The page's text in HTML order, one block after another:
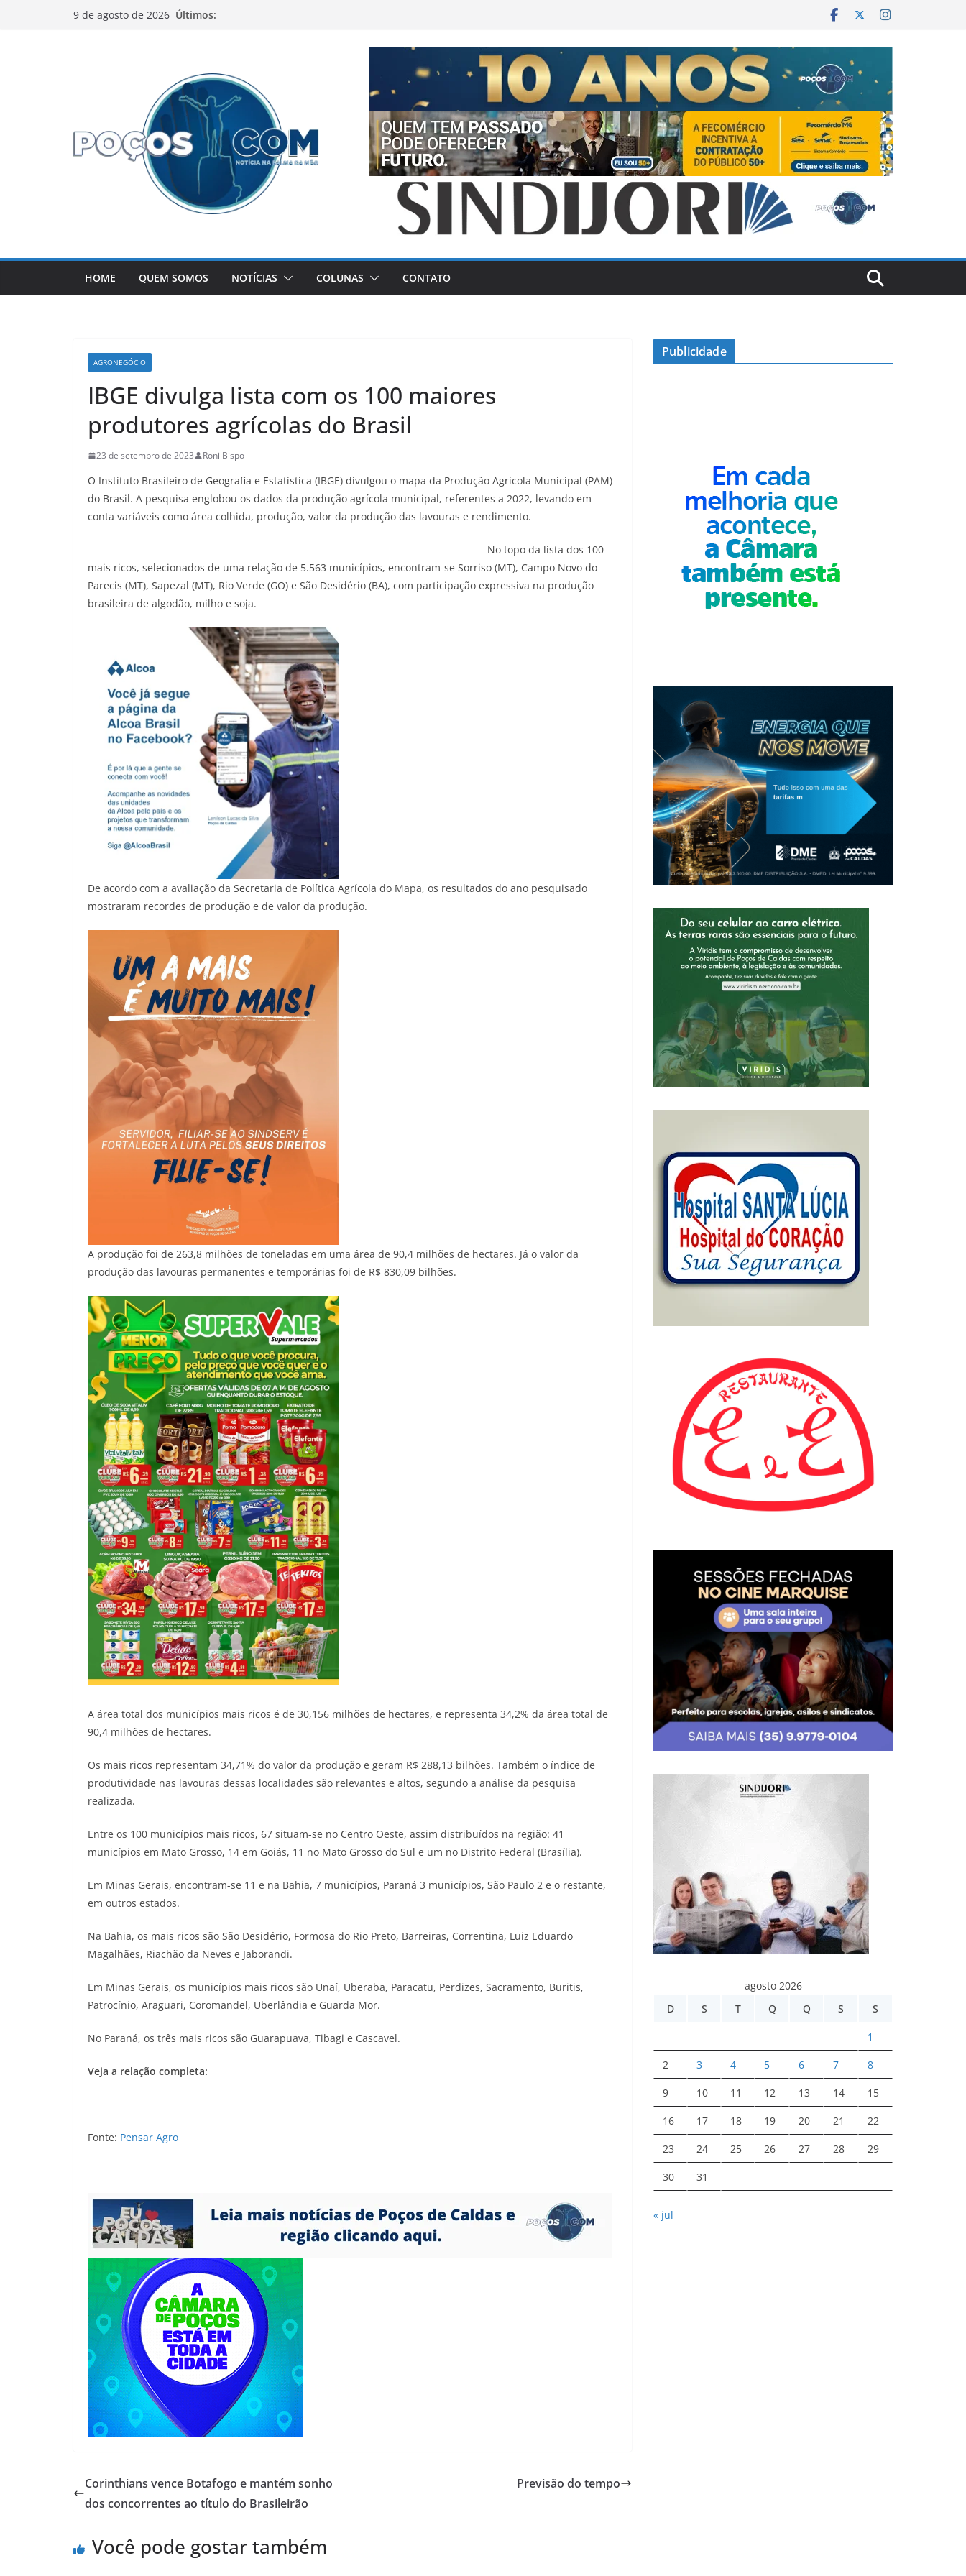
9 de agosto de 2026 Últimos:
HOME QUEM SOMOS NOTÍCIAS COLUNAS CONTATO
AGRONEGÓCIO
IBGE divulga lista com os 100 maiores
produtores agrícolas do Brasil
23 de setembro de 2023 Roni Bispo
O Instituto Brasileiro de Geografia e Estatística (IBGE) divulgou o mapa da Produção Agrícola Municipal (PAM)
do Brasil. A pesquisa englobou os dados da produção agrícola municipal, referentes a 2022, levando em
conta variáveis como área colhida, produção, valor da produção das lavouras e rendimento.
No topo da lista dos 100
mais ricos, selecionados de uma relação de 5.563 municípios, encontram-se Sorriso (MT), Campo Novo do
Parecis (MT), Sapezal (MT), Rio Verde (GO) e São Desidério (BA), com participação expressiva na produção
brasileira de algodão, milho e soja.
De acordo com a avaliação da Secretaria de Política Agrícola do Mapa, os resultados do ano pesquisado
mostraram recordes de produção e de valor da produção.
A produção foi de 263,8 milhões de toneladas em uma área de 90,4 milhões de hectares. Já o valor da
produção das lavouras permanentes e temporárias foi de R$ 830,09 bilhões.
A área total dos municípios mais ricos é de 30,156 milhões de hectares, e representa 34,2% da área total de
90,4 milhões de hectares.
Os mais ricos representam 34,71% do valor da produção e geram R$ 288,13 bilhões. Também o índice de
produtividade nas lavouras dessas localidades são relevantes e altos, segundo a análise da pesquisa
realizada.
Entre os 100 municípios mais ricos, 67 situam-se no Centro Oeste, assim distribuídos na região: 41
municípios em Mato Grosso, 14 em Goiás, 11 no Mato Grosso do Sul e um no Distrito Federal (Brasília).
Em Minas Gerais, encontram-se 11 e na Bahia, 7 municípios, Paraná 3 municípios, São Paulo 2 e o restante,
em outros estados.
Na Bahia, os mais ricos são São Desidério, Formosa do Rio Preto, Barreiras, Correntina, Luiz Eduardo
Magalhães, Riachão da Neves e Jaborandi.
Em Minas Gerais, os municípios mais ricos são Unaí, Uberaba, Paracatu, Perdizes, Sacramento, Buritis,
Patrocínio, Araguari, Coromandel, Uberlândia e Guarda Mor.
No Paraná, os três mais ricos são Guarapuava, Tibagi e Cascavel.
Veja a relação completa:
Fonte: Pensar Agro
Corinthians vence Botafogo e mantém sonho
dos concorrentes ao título do Brasileirão
Previsão do tempo
Você pode gostar também
Publicidade
agosto 2026
D
S T Q Q S S
1
2 3 4 5 6 7 8
9 10 11 12 13 14 15
16 17 18 19 20 21 22
23 24 25 26 27 28 29
30 31
« jul